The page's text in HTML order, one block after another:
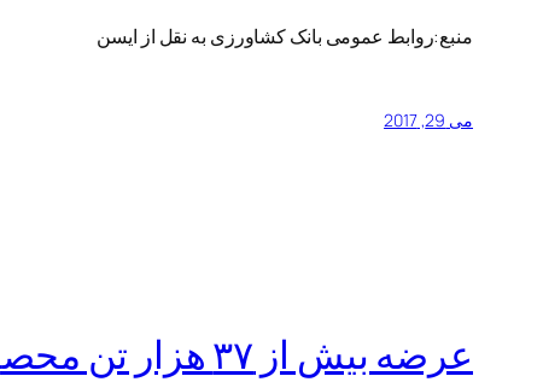
منبع:روابط عمومی بانک کشاورزی به نقل از ایسن
می 29, 2017
عرضه بیش از ۳۷ هزار تن محصول کشاورزی